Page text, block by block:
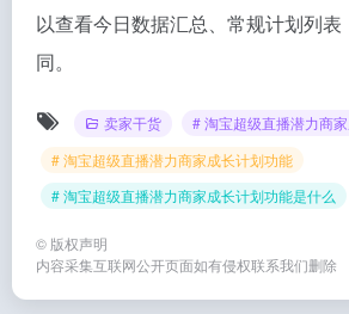
以查看今日数据汇总、常规计划列表
同。
卖家干货
# 淘宝超级直播潜力商
# 淘宝超级直播潜力商家成长计划功能
# 淘宝超级直播潜力商家成长计划功能是什么
© 版权声明
内容采集互联网公开页面如有侵权联系我们删除